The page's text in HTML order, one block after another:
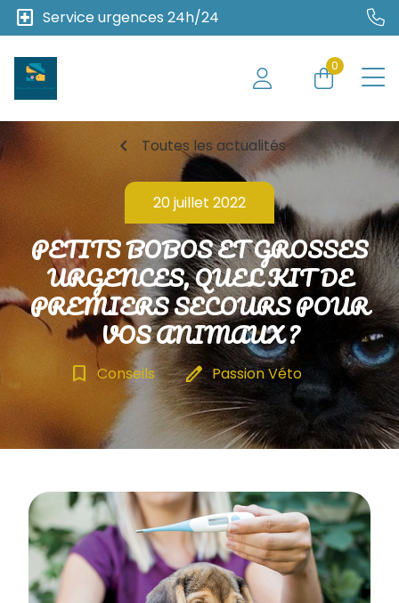
local_hospital Service urgences 24h/24
0
chevron_left Toutes les actualités
20 juillet 2022
PETITS BOBOS ET GROSSES
URGENCES, QUEL KIT DE
PREMIERS SECOURS POUR
VOS ANIMAUX ?
bookmark_border Conseils edit Passion Véto